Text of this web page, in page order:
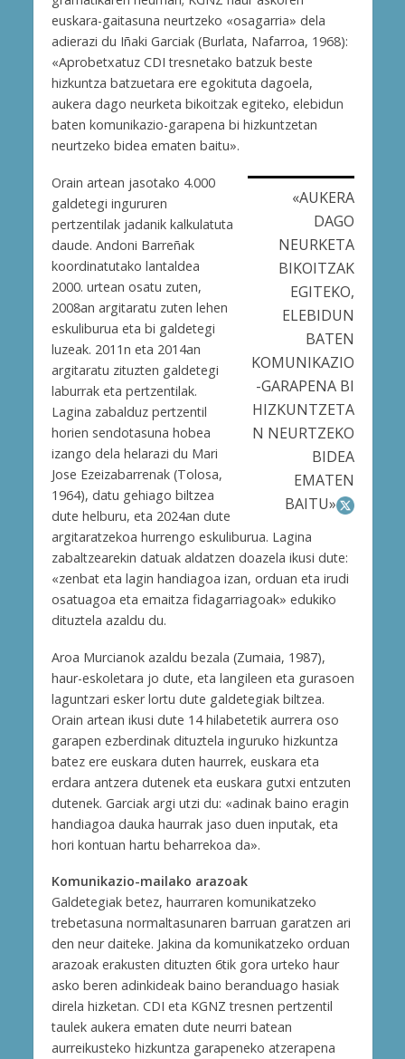
euskara-gaitasuna neurtzeko «osagarria» dela
adierazi du Iñaki Garciak (Burlata, Nafarroa, 1968):
«Aprobetxatuz CDI tresnetako batzuk beste
hizkuntza batzuetara ere egokituta dagoela,
aukera dago neurketa bikoitzak egiteko, elebidun
baten komunikazio-garapena bi hizkuntzetan
neurtzeko bidea ematen baitu».
«AUKERA
DAGO
NEURKETA
BIKOITZAK
EGITEKO,
ELEBIDUN
BATEN
KOMUNIKAZIO
-GARAPENA BI
HIZKUNTZETA
N NEURTZEKO
BIDEA
EMATEN
BAITU»
Orain artean jasotako 4.000
galdetegi ingururen
pertzentilak jadanik kalkulatuta
daude. Andoni Barreñak
koordinatutako lantaldea
2000. urtean osatu zuten,
2008an argitaratu zuten lehen
eskuliburua eta bi galdetegi
luzeak. 2011n eta 2014an
argitaratu zituzten galdetegi
laburrak eta pertzentilak.
Lagina zabalduz pertzentil
horien sendotasuna hobea
izango dela helarazi du Mari
Jose Ezeizabarrenak (Tolosa,
1964), datu gehiago biltzea
dute helburu, eta 2024an dute
argitaratzekoa hurrengo eskuliburua. Lagina
zabaltzearekin datuak aldatzen doazela ikusi dute:
«zenbat eta lagin handiagoa izan, orduan eta irudi
osatuagoa eta emaitza fidagarriagoak» edukiko
dituztela azaldu du.
Aroa Murcianok azaldu bezala (Zumaia, 1987),
haur-eskoletara jo dute, eta langileen eta gurasoen
laguntzari esker lortu dute galdetegiak biltzea.
Orain artean ikusi dute 14 hilabetetik aurrera oso
garapen ezberdinak dituztela inguruko hizkuntza
batez ere euskara duten haurrek, euskara eta
erdara antzera dutenek eta euskara gutxi entzuten
dutenek. Garciak argi utzi du: «adinak baino eragin
handiagoa dauka haurrak jaso duen inputak, eta
hori kontuan hartu beharrekoa da».
Komunikazio-mailako arazoak
Galdetegiak betez, haurraren komunikatzeko
trebetasuna normaltasunaren barruan garatzen ari
den neur daiteke. Jakina da komunikatzeko orduan
arazoak erakusten dituzten 6tik gora urteko haur
asko beren adinkideak baino beranduago hasiak
direla hizketan. CDI eta KGNZ tresnen pertzentil
taulek aukera ematen dute neurri batean
aurreikusteko hizkuntza garapeneko atzerapena